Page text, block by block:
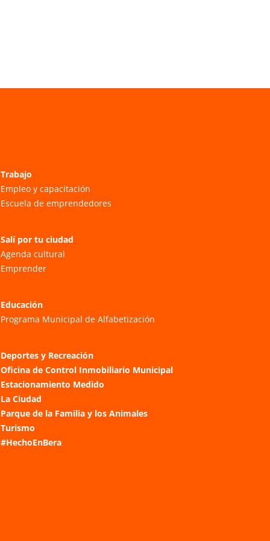
Trabajo
Empleo y capacitación
Escuela de emprendedores
Salí por tu ciudad
Agenda cultural
Emprender
Educación
Programa Municipal de Alfabetización
Deportes y Recreación
Oficina de Control Inmobiliario Municipal
Estacionamiento Medido
La Ciudad
Parque de la Familia y los Animales
Turismo
#HechoEnBera